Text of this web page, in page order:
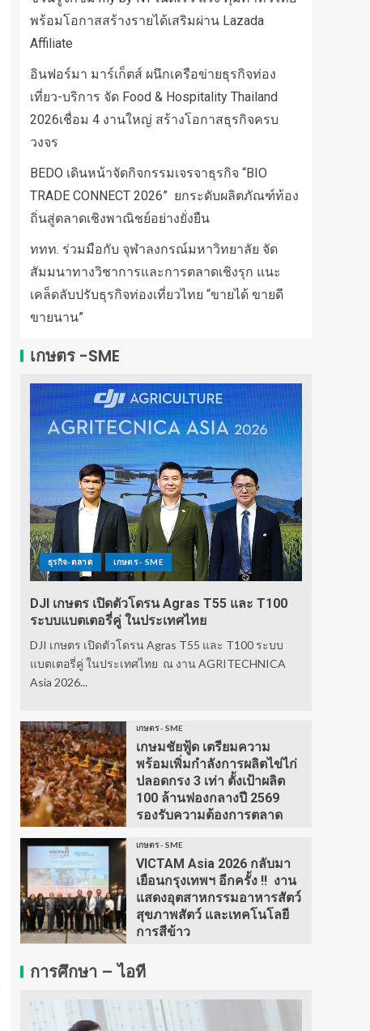
พร้อมโอกาสสร้างรายได้เสริมผ่าน Lazada
Affiliate
อินฟอร์มา มาร์เก็ตส์ ผนึกเครือข่ายธุรกิจท่อง
เที่ยว-บริการ จัด Food & Hospitality Thailand
2026เชื่อม 4 งานใหญ่ สร้างโอกาสธุรกิจครบ
วงจร
BEDO เดินหน้าจัดกิจกรรมเจรจาธุรกิจ “BIO
TRADE CONNECT 2026” ยกระดับผลิตภัณฑ์ท้อง
ถิ่นสู่ตลาดเชิงพาณิชย์อย่างยั่งยืน
ททท. ร่วมมือกับ จุฬาลงกรณ์มหาวิทยาลัย จัด
สัมมนาทางวิชาการและการตลาดเชิงรุก แนะ
เคล็ดลับปรับธุรกิจท่องเที่ยวไทย “ขายได้ ขายดี
ขายนาน”
เกษตร -SME
ธุรกิจ-ตลาด เกษตร - SME
DJI เกษตร เปิดตัวโดรน Agras T55 และ T100
ระบบแบตเตอรี่คู่ ในประเทศไทย
DJI เกษตร เปิดตัวโดรน Agras T55 และ T100 ระบบ
แบตเตอรี่คู่ ในประเทศไทย ณ งาน AGRITECHNICA
Asia 2026...
เกษตร - SME
เกษมชัยฟู้ด เตรียมความ
พร้อมเพิ่มกำลังการผลิตไข่ไก่
ปลอดกรง 3 เท่า ตั้งเป้าผลิต
100 ล้านฟองกลางปี 2569
รองรับความต้องการตลาด
เกษตร - SME
VICTAM Asia 2026 กลับมา
เยือนกรุงเทพฯ อีกครั้ง !! งาน
แสดงอุตสาหกรรมอาหารสัตว์
สุขภาพสัตว์ และเทคโนโลยี
การสีข้าว
การศึกษา – ไอที